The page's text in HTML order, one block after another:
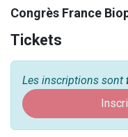
Congrès France
Tickets
Les inscriptions sont